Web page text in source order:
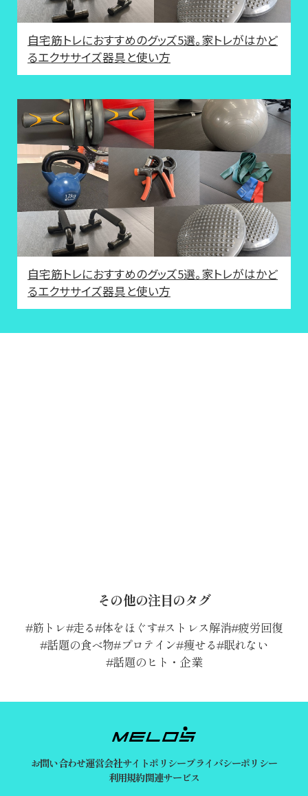
自宅筋トレにおすすめのグッズ5選。家トレがはかど
るエクササイズ器具と使い方
自宅筋トレにおすすめのグッズ5選。家トレがはかど
るエクササイズ器具と使い方
その他の注目のタグ
筋トレ 走る 体をほぐす ストレス解消 疲労回復
話題の食べ物 プロテイン 痩せる 眠れない
話題のヒト・企業
お問い合わせ運営会社サイトポリシープライバシーポリシー
利用規約関連サービス